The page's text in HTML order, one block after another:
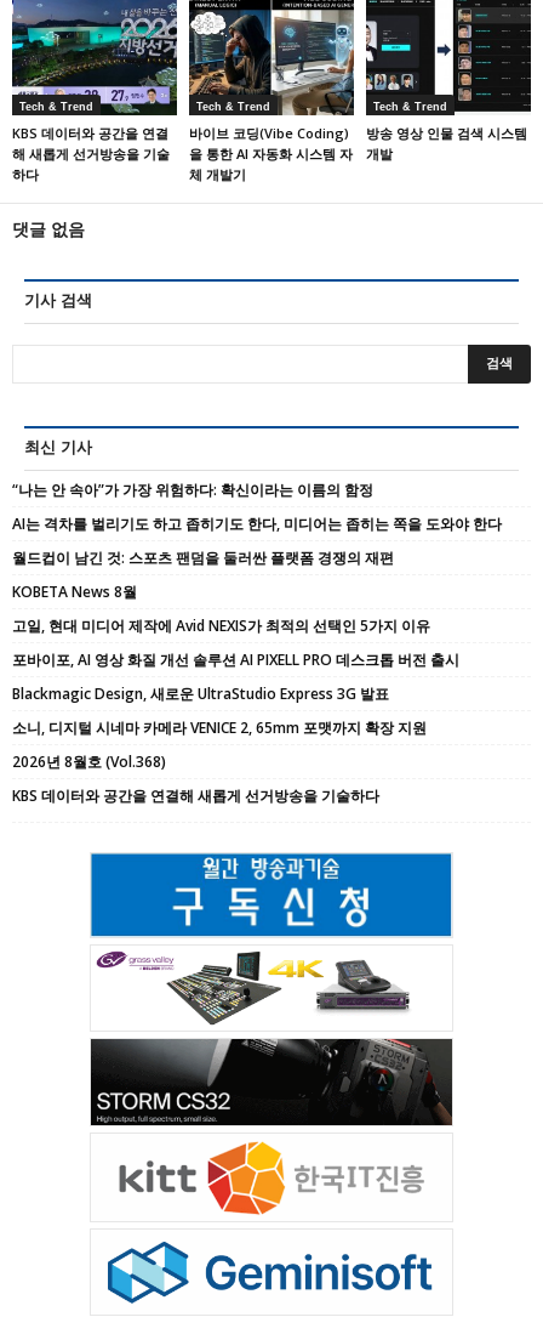
Tech & Trend
KBS 데이터와 공간을 연결
해 새롭게 선거방송을 기술
하다
Tech & Trend
바이브 코딩(Vibe Coding)
을 통한 AI 자동화 시스템 자
체 개발기
Tech & Trend
방송 영상 인물 검색 시스템
개발
댓글 없음
기사 검색
최신 기사
“나는 안 속아”가 가장 위험하다: 확신이라는 이름의 함정
AI는 격차를 벌리기도 하고 좁히기도 한다, 미디어는 좁히는 쪽을 도와야 한다
월드컵이 남긴 것: 스포츠 팬덤을 둘러싼 플랫폼 경쟁의 재편
KOBETA News 8월
고일, 현대 미디어 제작에 Avid NEXIS가 최적의 선택인 5가지 이유
포바이포, AI 영상 화질 개선 솔루션 AI PIXELL PRO 데스크톱 버전 출시
Blackmagic Design, 새로운 UltraStudio Express 3G 발표
소니, 디지털 시네마 카메라 VENICE 2, 65mm 포맷까지 확장 지원
2026년 8월호 (Vol.368)
KBS 데이터와 공간을 연결해 새롭게 선거방송을 기술하다